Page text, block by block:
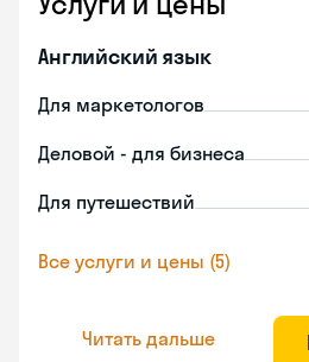
Английский язык
Для маркетологов
Деловой - для бизнеса
Для путешествий
Все услуги и цены (5)
Читать дальше